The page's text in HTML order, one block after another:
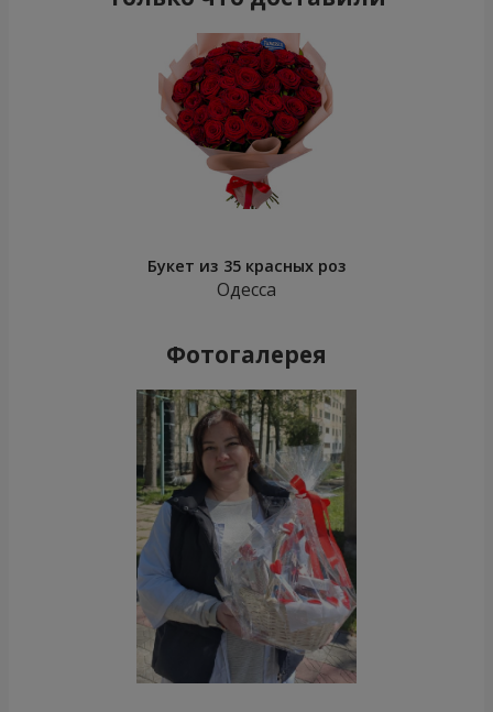
Букет из 35 красных роз
Одесса
Фотогалерея